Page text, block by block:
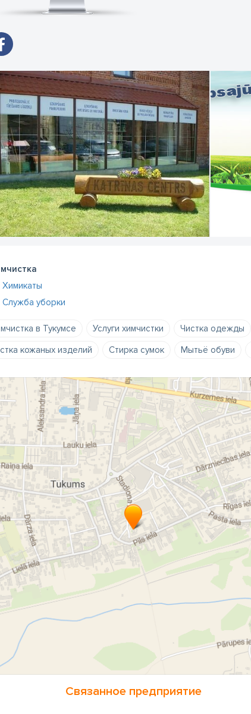
Химикаты
Служба уборки
в Тукумсе Услуги химчистки Чистка одежды
кожаных изделий
Стирка сумок Мытьё обуви
Связанное предприятие